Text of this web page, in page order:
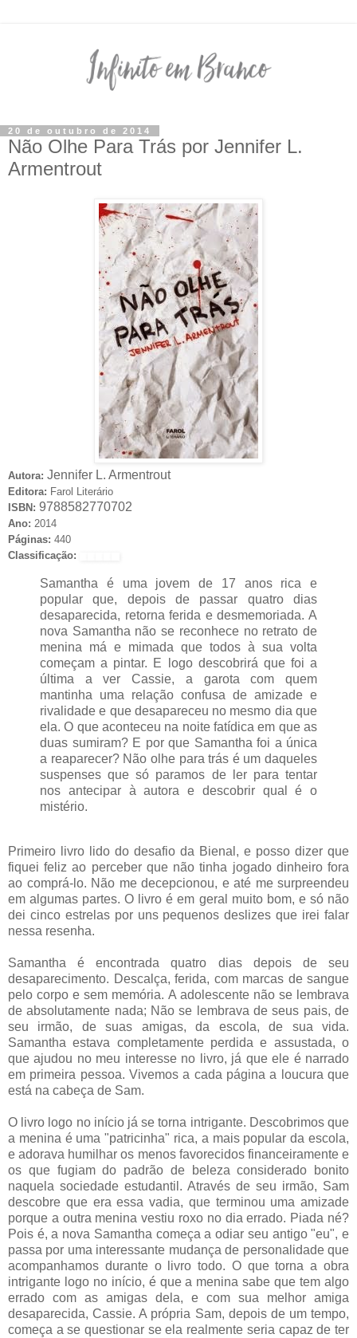
20 de outubro de 2014
Não Olhe Para Trás por Jennifer L.
Armentrout
Autora: Jennifer L. Armentrout
Editora: Farol Literário
ISBN: 9788582770702
Ano: 2014
Páginas: 440
Classificação:
Samantha é uma jovem de 17 anos rica e
popular que, depois de passar quatro dias
desaparecida, retorna ferida e desmemoriada. A
nova Samantha não se reconhece no retrato de
menina má e mimada que todos à sua volta
começam a pintar. E logo descobrirá que foi a
última a ver Cassie, a garota com quem
mantinha uma relação confusa de amizade e
rivalidade e que desapareceu no mesmo dia que
ela. O que aconteceu na noite fatídica em que as
duas sumiram? E por que Samantha foi a única
a reaparecer? Não olhe para trás é um daqueles
suspenses que só paramos de ler para tentar
nos antecipar à autora e descobrir qual é o
mistério.
Primeiro livro lido do desafio da Bienal, e posso dizer que
fiquei feliz ao perceber que não tinha jogado dinheiro fora
ao comprá-lo. Não me decepcionou, e até me surpreendeu
em algumas partes. O livro é em geral muito bom, e só não
dei cinco estrelas por uns pequenos deslizes que irei falar
nessa resenha.
Samantha é encontrada quatro dias depois de seu
desaparecimento. Descalça, ferida, com marcas de sangue
pelo corpo e sem memória. A adolescente não se lembrava
de absolutamente nada; Não se lembrava de seus pais, de
seu irmão, de suas amigas, da escola, de sua vida.
Samantha estava completamente perdida e assustada, o
que ajudou no meu interesse no livro, já que ele é narrado
em primeira pessoa. Vivemos a cada página a loucura que
está na cabeça de Sam.
O livro logo no início já se torna intrigante. Descobrimos que
a menina é uma "patricinha" rica, a mais popular da escola,
e adorava humilhar os menos favorecidos financeiramente e
os que fugiam do padrão de beleza considerado bonito
naquela sociedade estudantil. Através de seu irmão, Sam
descobre que era essa vadia, que terminou uma amizade
porque a outra menina vestiu roxo no dia errado. Piada né?
Pois é, a nova Samantha começa a odiar seu antigo "eu", e
passa por uma interessante mudança de personalidade que
acompanhamos durante o livro todo. O que torna a obra
intrigante logo no início, é que a menina sabe que tem algo
errado com as amigas dela, e com sua melhor amiga
desaparecida, Cassie. A própria Sam, depois de um tempo,
começa a se questionar se ela realmente seria capaz de ter